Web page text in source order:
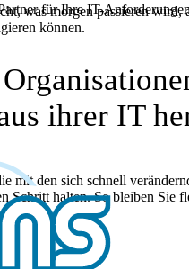
für Ihre IT-
mit den sich schnell
Schritt halten. So bleiben Sie
was morgen passieren wird,
können.
ihrer IT